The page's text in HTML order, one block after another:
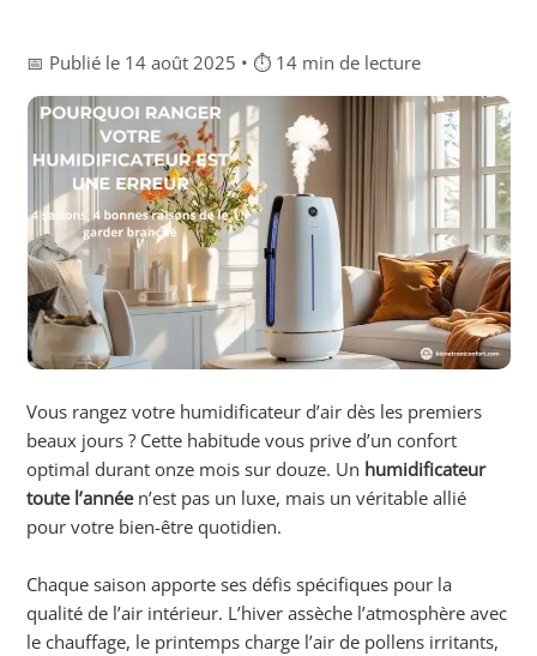
📅 Publié le 14 août 2025 • ⏱ 14 min de lecture
Vous rangez votre humidificateur d’air dès les premiers
beaux jours ? Cette habitude vous prive d’un confort
optimal durant onze mois sur douze. Un humidificateur
toute l’annéen’est pas un luxe, mais un véritable allié
pour votre bien-être quotidien.
Chaque saison apporte ses défis spécifiques pour la
qualité de l’air intérieur. L’hiver assèche l’atmosphère avec
le chauffage, le printemps charge l’air de pollens irritants,